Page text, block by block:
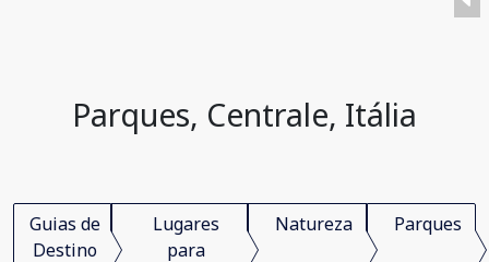
Parques, Centrale, Itália
Guias de
Destino
Lugares
para
Natureza Parques